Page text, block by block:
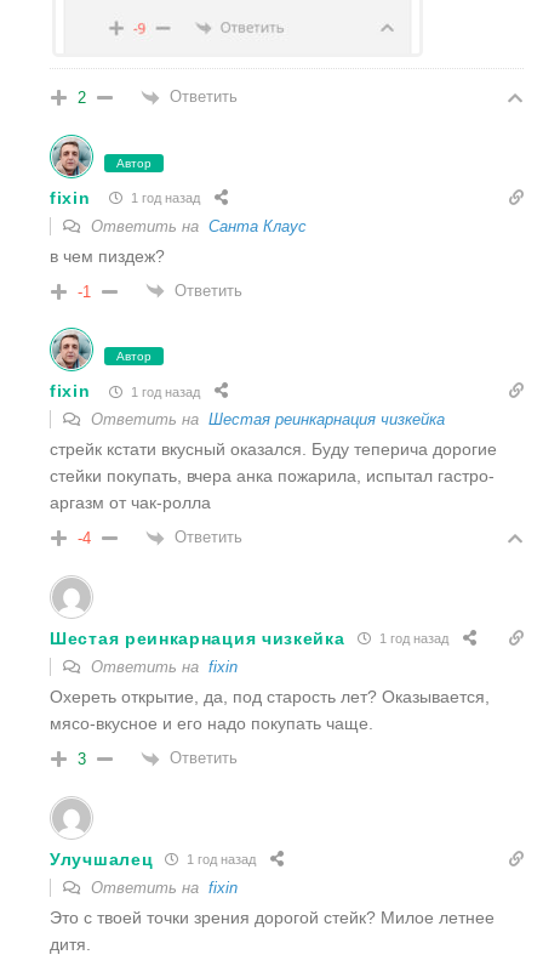
2 Ответить
Автор
fixin 1 год назад
Ответить на Санта Клаус
в чем пиздеж?
-1 Ответить
Автор
fixin 1 год назад
Ответить на Шестая реинкарнация чизкейка
стрейк кстати вкусный оказался. Буду теперича дорогие
стейки покупать, вчера анка пожарила, испытал гастро-
аргазм от чак-ролла
-4 Ответить
Шестая реинкарнация чизкейка 1 год назад
Ответить на fixin
Охереть открытие, да, под старость лет? Оказывается,
мясо-вкусное и его надо покупать чаще.
3 Ответить
Улучшалец 1 год назад
Ответить на fixin
Это с твоей точки зрения дорогой стейк? Милое летнее
дитя.